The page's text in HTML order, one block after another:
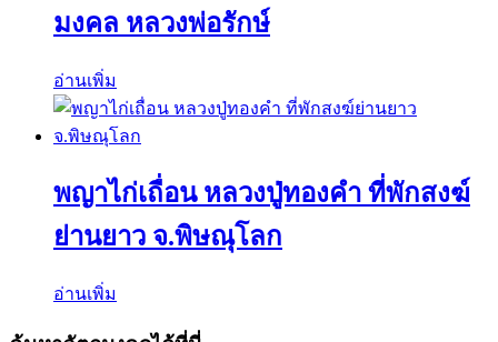
มงคล หลวงพ่อรักษ์
อ่านเพิ่ม
พญาไก่เถื่อน หลวงปู่ทองคำ ที่พักสงฆ์
ย่านยาว จ.พิษณุโลก
อ่านเพิ่ม